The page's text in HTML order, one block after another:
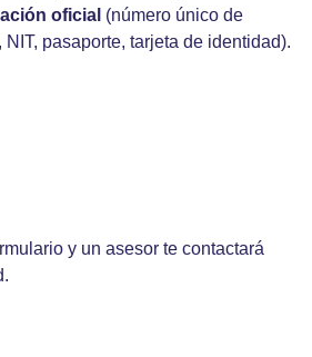
oficial (número único de
pasaporte, tarjeta de identidad).
y un asesor te contactará